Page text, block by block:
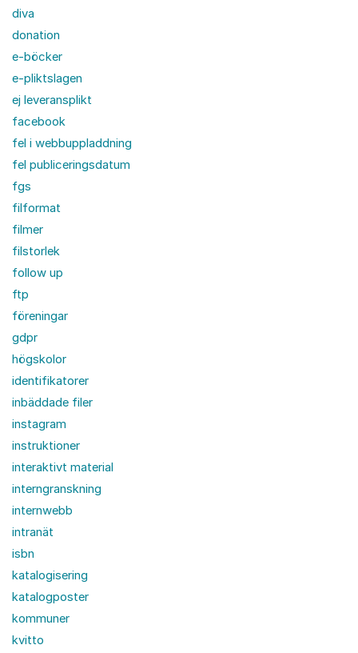
diva
donation
e-böcker
e-pliktslagen
ej leveransplikt
facebook
fel i webbuppladdning
fel publiceringsdatum
fgs
filformat
filmer
filstorlek
follow up
ftp
föreningar
gdpr
högskolor
identifikatorer
inbäddade filer
instagram
instruktioner
interaktivt material
interngranskning
internwebb
intranät
isbn
katalogisering
katalogposter
kommuner
kvitto